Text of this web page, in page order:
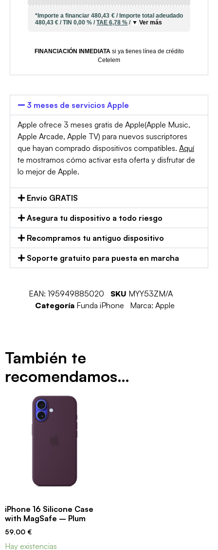
*Importe a financiar480,43 € /Importe total adeudado
480,43 € /TIN0,00 % /TAE6,78 % / Ver más
FINANCIACIÓN INMEDIATAsi ya tienes línea de crédito
Cetelem
3 meses de servicios Apple
Apple ofrece 3 meses gratis de Apple(Apple Music,
Apple Arcade, Apple TV) para nuevos suscriptores
que hayan comprado dispositivos compatibles. Aquí
te mostramos cómo activar esta oferta y disfrutar de
lo mejor de Apple.
Envío GRATIS
Asegura tu dispositivo a todo riesgo
Recompramos tu antiguo dispositivo
Soporte gratuito para puesta en marcha
EAN:195949885020 SKU MYY53ZM/A
Categoría Funda iPhone Marca:Apple
También te
recomendamos…
iPhone 16 Silicone Case
with MagSafe – Plum
59,00 €
Hay existencias